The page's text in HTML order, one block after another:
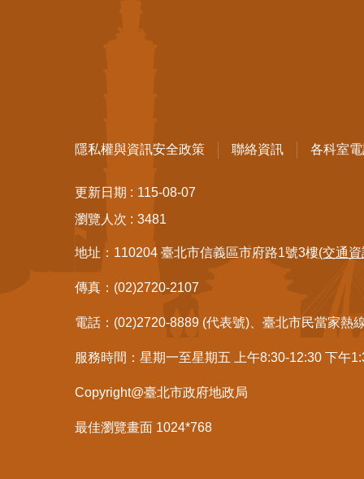
隱私權與資訊安全政策 聯絡資訊 各科室
更新日期
115-08-07
瀏覽人次
3481
地址：110204 臺北市信義區市府路1號3樓(交通
傳真：(02)2720-2107
電話：(02)2720-8889 (代表號)、臺北市民當家熱
服務時間：星期一至星期五 上午8:30-12:30 下午
Copyright@臺北市政府地政局
最佳瀏覽畫面 1024*768